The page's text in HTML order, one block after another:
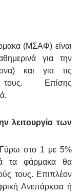
(ΜΣΑΦ) είναι
για την
και για τις
τους. Επίσης
λειτουργία των
στο 1 με 5%
τα φάρμακα θα
τους. Επιπλέον
Ανεπάρκεια ή